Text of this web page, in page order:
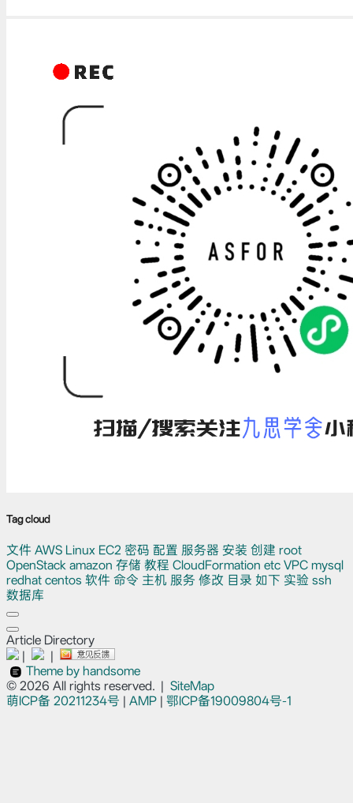
Tag cloud
文件 AWS Linux EC2 密码 配置 服务器 安装 创建 root
OpenStack amazon 存储 教程 CloudFormation etc VPC mysql
redhat centos 软件 命令 主机 服务 修改 目录 如下 实验 ssh
数据库
Article Directory
|
|
Theme by handsome
© 2026 All rights reserved. | SiteMap
萌ICP备 20211234号 | AMP | 鄂ICP备19009804号-1